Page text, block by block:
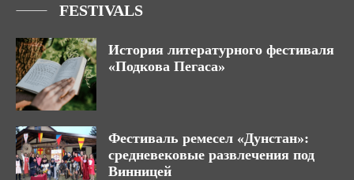
FESTIVALS
История литературного фестиваля
«Подкова Пегаса»
Фестиваль ремесел «Дунстан»:
средневековые развлечения под
Винницей